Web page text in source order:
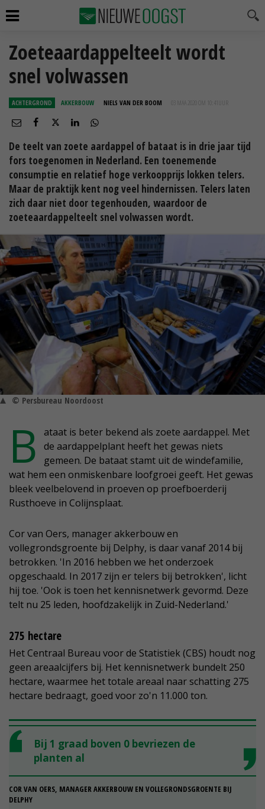
Zoeteaardappelteelt wordt
snel volwassen
ACHTERGROND AKKERBOUW NIELS VAN DER BOOM 03 MAA 2020 OM 10:41
De teelt van zoete aardappel of bataat is in drie jaar tijd
fors toegenomen in Nederland. Een toenemende
consumptie en relatief hoge verkoopprijs lokken telers.
Maar de praktijk kent nog veel hindernissen. Telers laten
zich daar niet door tegenhouden, waardoor de
zoeteaardappelteelt snel volwassen wordt.
© Persbureau Noordoost
B
ataat is beter bekend als zoete aardappel. Met
de aardappelplant heeft het gewas niets
gemeen. De bataat stamt uit de windefamilie,
wat hem een onmiskenbare loofgroei geeft. Het gewas
bleek veelbelovend in proeven op proefboerderij
Rusthoeve in Colijnsplaat.
Cor van Oers, manager akkerbouw en
vollegrondsgroente bij Delphy, is daar vanaf 2014 bij
betrokken. 'In 2016 hebben we het onderzoek
opgeschaald. In 2017 zijn er telers bij betrokken', licht
hij toe. 'Ook is toen het kennisnetwerk gevormd. Deze
telt nu 25 leden, hoofdzakelijk in Zuid-Nederland.'
275 hectare
Het Centraal Bureau voor de Statistiek (CBS) houdt nog
geen areaalcijfers bij. Het kennisnetwerk bundelt 250
hectare, waarmee het totale areaal naar schatting 275
hectare bedraagt, goed voor zo'n 11.000 ton.
Bij 1 graad boven 0 bevriezen de
planten al
COR VAN OERS, MANAGER AKKERBOUW EN VOLLEGRONDSGROENTE BIJ
DELPHY